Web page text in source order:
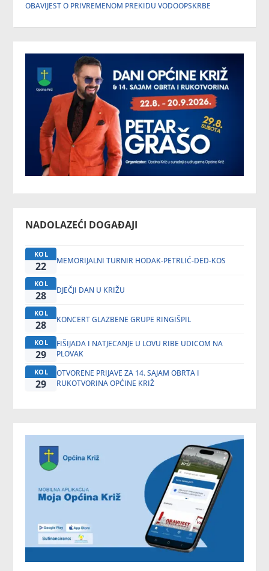
OBAVIJEST O PRIVREMENOM PREKIDU VODOOPSKRBE
NADOLAZEĆI DOGAĐAJI
KOL
22 MEMORIJALNI TURNIR HODAK-PETRLIĆ-DED-KOS
KOL
28 DJEČJI DAN U KRIŽU
KOL
28 KONCERT GLAZBENE GRUPE RINGIŠPIL
KOL
29
FIŠIJADA I NATJECANJE U LOVU RIBE UDICOM NA
PLOVAK
KOL
29
OTVORENE PRIJAVE ZA 14. SAJAM OBRTA I
RUKOTVORINA OPĆINE KRIŽ